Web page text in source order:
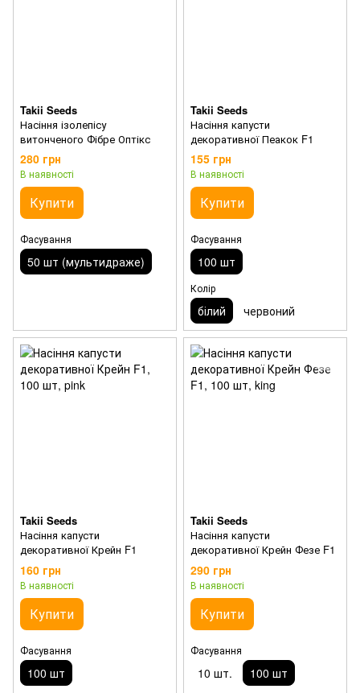
Takii Seeds
Насіння ізолепісу
витонченого Фібре Оптікс
280 грн
В наявності
Купити
Фасування
50 шт (мультидраже)
Takii Seeds
Насіння капусти
декоративної Пеакок F1
155 грн
В наявності
Купити
Фасування
100 шт
Колір
білий червоний
Takii Seeds
Насіння капусти
декоративної Крейн F1
160 грн
В наявності
Купити
Фасування
100 шт
Takii Seeds
Насіння капусти
декоративної Крейн Фезе F1
290 грн
В наявності
Купити
Фасування
10 шт. 100 шт